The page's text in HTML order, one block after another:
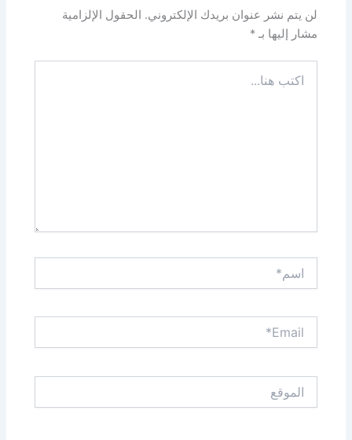
لن يتم نشر عنوان بريدك الإلكتروني. الحقول الإلزامية
مشار إليها بـ*
هنا...